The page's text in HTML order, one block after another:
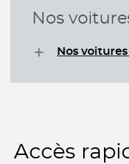
Nos
Nos
Accès